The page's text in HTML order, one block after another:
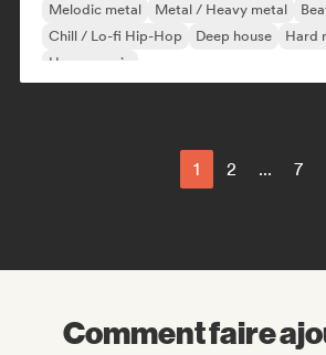
Melodic metal Metal / Heavy metal
Chill / Lo-fi Hip-Hop
Deep house Hard
House music
1 2 ... 7
Comment faire